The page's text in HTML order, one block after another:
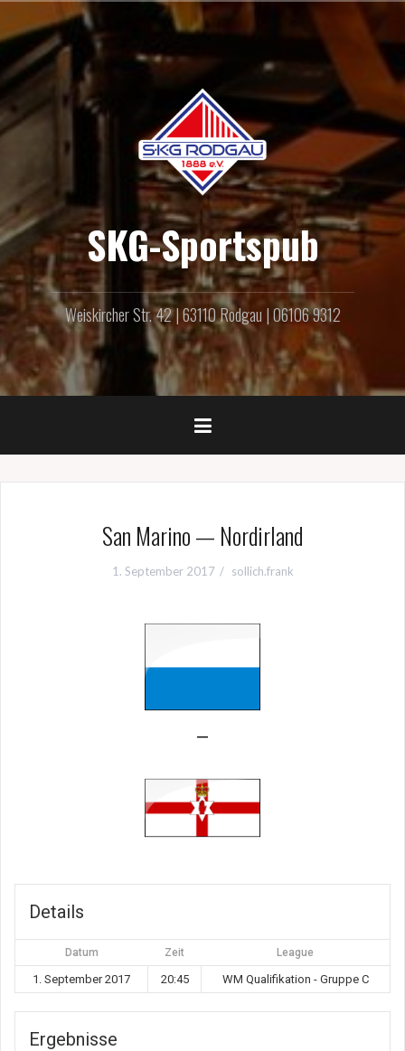
Inhalt
springen
SKG-Sportspub
Weiskircher Str. 42 | 63110 Rodgau | 06106 9312
San Marino — Nordirland
1. September 2017 sollich.frank
—
Details
Datum Zeit League
1. September 2017 20:45 WM Qualifikation - Gruppe C
Ergebnisse